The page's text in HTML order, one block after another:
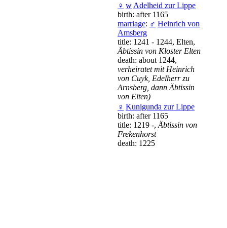
♀ w Adelheid zur Lippe
birth: after 1165
marriage: ♂ Heinrich von
Amsberg
title: 1241 - 1244, Elten,
Äbtissin von Kloster Elten
death: about 1244,
verheiratet mit Heinrich
von Cuyk, Edelherr zu
Arnsberg, dann Äbtissin
von Elten)
♀ Kunigunda zur Lippe
birth: after 1165
title: 1219 -, Äbtissin von
Frekenhorst
death: 1225